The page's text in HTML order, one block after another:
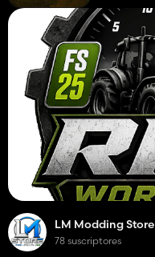
LM Modding Store
78 suscriptores